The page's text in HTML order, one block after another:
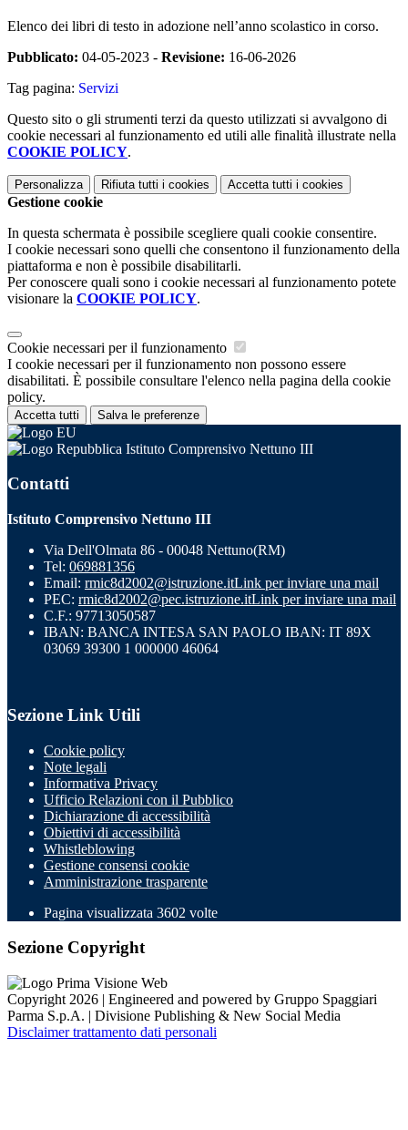
Elenco dei libri di testo in adozione nell’anno scolastico in corso.
Pubblicato: 04-05-2023 - Revisione: 16-06-2026
Tag pagina: Servizi
Questo sito o gli strumenti terzi da questo utilizzati si avvalgono di
cookie necessari al funzionamento ed utili alle finalità illustrate nella
COOKIE POLICY.
Personalizza Rifiuta tutti i cookies Accetta tutti i cookies
Gestione cookie
In questa schermata è possibile scegliere quali cookie consentire.
I cookie necessari sono quelli che consentono il funzionamento della
piattaforma e non è possibile disabilitarli.
Per conoscere quali sono i cookie necessari al funzionamento potete
visionare la COOKIE POLICY.
Cookie necessari per il funzionamento
I cookie necessari per il funzionamento non possono essere
disabilitati. È possibile consultare l'elenco nella pagina della cookie
policy.
Accetta tutti Salva le preferenze
Istituto Comprensivo Nettuno III
Contatti
Istituto Comprensivo Nettuno III
Via Dell'Olmata 86 - 00048 Nettuno(RM)
Tel: 069881356
Email: rmic8d2002@istruzione.itLink per inviare una mail
PEC: rmic8d2002@pec.istruzione.itLink per inviare una mail
C.F.: 97713050587
IBAN: BANCA INTESA SAN PAOLO IBAN: IT 89X
03069 39300 1 000000 46064
Sezione Link Utili
Cookie policy
Note legali
Informativa Privacy
Ufficio Relazioni con il Pubblico
Dichiarazione di accessibilità
Obiettivi di accessibilità
Whistleblowing
Gestione consensi cookie
Amministrazione trasparente
Pagina visualizzata 3602 volte
Sezione Copyright
Copyright 2026 | Engineered and powered by Gruppo Spaggiari
Parma S.p.A. | Divisione Publishing & New Social Media
Disclaimer trattamento dati personali